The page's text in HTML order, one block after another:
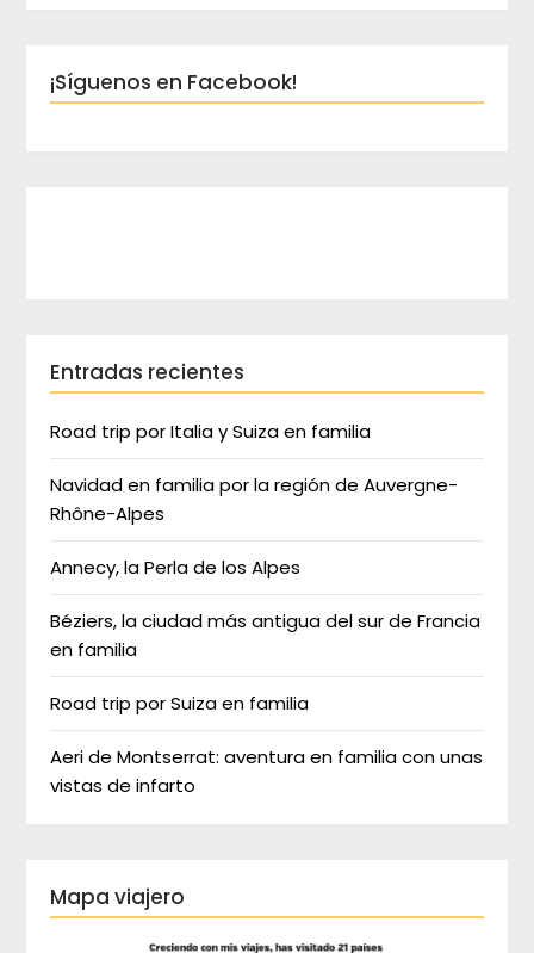
¡Síguenos en Facebook!
Entradas recientes
Road trip por Italia y Suiza en familia
Navidad en familia por la región de Auvergne-
Rhône-Alpes
Annecy, la Perla de los Alpes
Béziers, la ciudad más antigua del sur de Francia
en familia
Road trip por Suiza en familia
Aeri de Montserrat: aventura en familia con unas
vistas de infarto
Mapa viajero